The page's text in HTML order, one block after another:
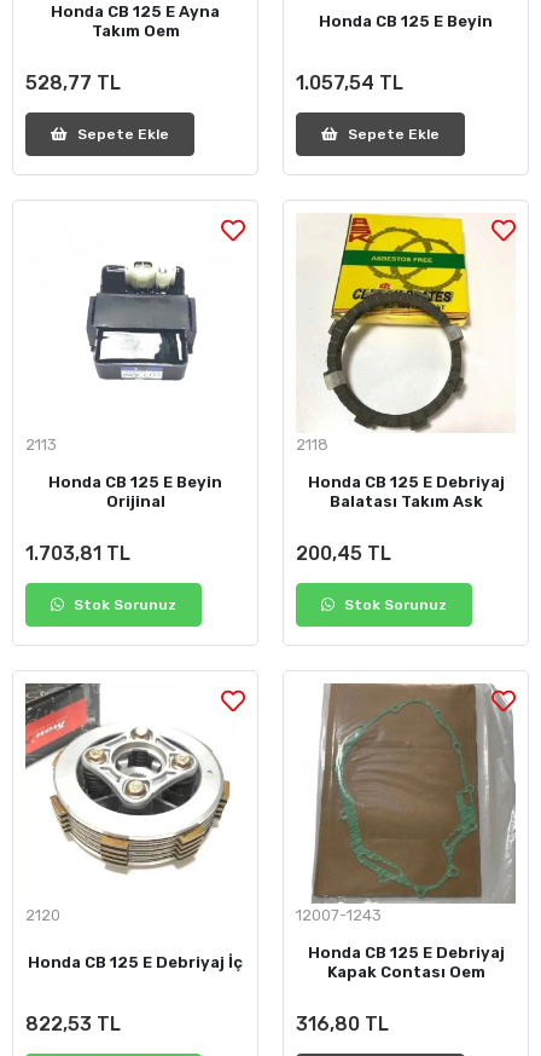
Honda CB 125 E Ayna
Takım Oem
528,77 TL
Sepete Ekle
Honda CB 125 E Beyin
1.057,54 TL
Sepete Ekle
2113
Honda CB 125 E Beyin
Orijinal
1.703,81 TL
Stok Sorunuz
2118
Honda CB 125 E Debriyaj
Balatası Takım Ask
200,45 TL
Stok Sorunuz
2120
Honda CB 125 E Debriyaj İç
822,53 TL
12007-1243
Honda CB 125 E Debriyaj
Kapak Contası Oem
316,80 TL